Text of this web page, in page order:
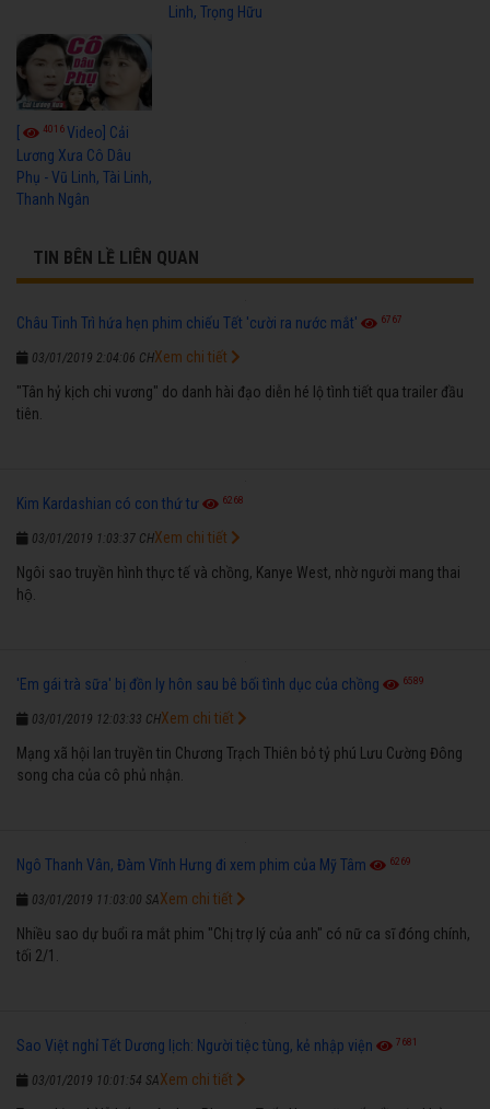
Linh, Trọng Hữu
[ 4016Video] Cải
Lương Xưa Cô Dâu
Phụ - Vũ Linh, Tài Linh,
Thanh Ngân
TIN BÊN LỀ LIÊN QUAN
Châu Tinh Trì hứa hẹn phim chiếu Tết 'cười ra nước mắt' 6767
03/01/2019 2:04:06 CH
"Tân hỷ kịch chi vương" do danh hài đạo diễn hé lộ tình tiết qua trailer đầu
tiên.
Xem chi tiết
Kim Kardashian có con thứ tư 6268
03/01/2019 1:03:37 CH
Ngôi sao truyền hình thực tế và chồng, Kanye West, nhờ người mang thai
hộ.
Xem chi tiết
'Em gái trà sữa' bị đồn ly hôn sau bê bối tình dục của chồng 6589
03/01/2019 12:03:33 CH
Mạng xã hội lan truyền tin Chương Trạch Thiên bỏ tỷ phú Lưu Cường Đông
song cha của cô phủ nhận.
Xem chi tiết
Ngô Thanh Vân, Đàm Vĩnh Hưng đi xem phim của Mỹ Tâm 6269
03/01/2019 11:03:00 SA
Nhiều sao dự buổi ra mắt phim "Chị trợ lý của anh" có nữ ca sĩ đóng chính,
tối 2/1.
Xem chi tiết
Sao Việt nghỉ Tết Dương lịch: Người tiệc tùng, kẻ nhập viện 7681
03/01/2019 10:01:54 SAXem chi tiết